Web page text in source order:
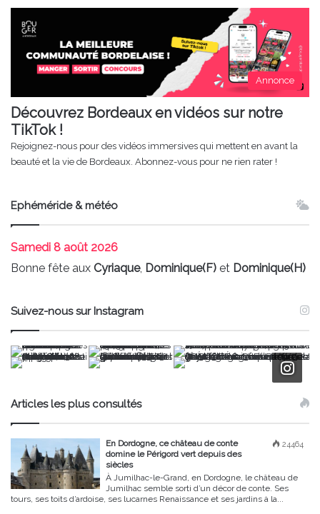
Annonce
Découvrez Bordeaux en vidéos sur notre
TikTok !
Rejoignez-nous pour des vidéos immersives qui mettent en avant la
beauté et la vie de Bordeaux. Abonnez-vous pour ne rien rater !
Ephéméride & météo
Samedi 8 août 2026
Bonne fête aux Cyriaque, Dominique(F) et Dominique(H)
Suivez-nous sur Instagram
Articles les plus consultés
24464
En Dordogne, ce château de conte
domine le Périgord vert depuis des
siècles
À Jumilhac-le-Grand, en Dordogne, le château de
Jumilhac semble sorti d’un décor de conte. Ses
tours, ses toits d’ardoise, ses lucarnes Renaissance et ses jardins à la...